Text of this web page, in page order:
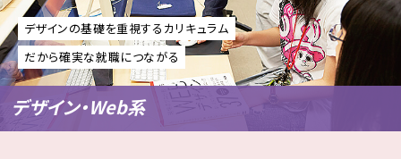
デザイン・Web系
デザインの基礎を重視するカリキュラム
だから確実な就職につながる